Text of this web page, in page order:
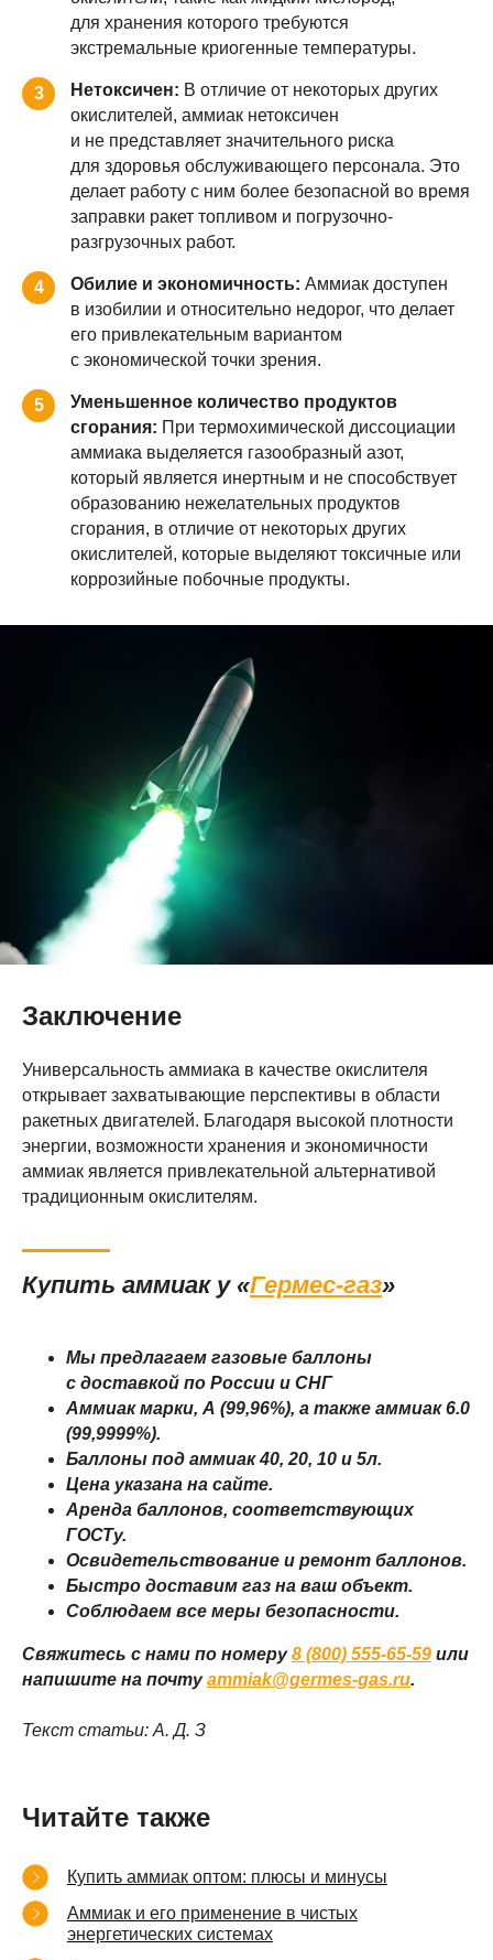
для хранения которого требуются
экстремальные криогенные температуры.
3 Нетоксичен: В отличие от некоторых других
окислителей, аммиак нетоксичен
и не представляет значительного риска
для здоровья обслуживающего персонала. Это
делает работу с ним более безопасной во время
заправки ракет топливом и погрузочно-
разгрузочных работ.
4 Обилие и экономичность: Аммиак доступен
в изобилии и относительно недорог, что делает
его привлекательным вариантом
с экономической точки зрения.
5
Уменьшенное количество продуктов
сгорания: При термохимической диссоциации
аммиака выделяется газообразный азот,
который является инертным и не способствует
образованию нежелательных продуктов
сгорания, в отличие от некоторых других
окислителей, которые выделяют токсичные или
коррозийные побочные продукты.
Заключение
Универсальность аммиака в качестве окислителя
открывает захватывающие перспективы в области
ракетных двигателей. Благодаря высокой плотности
энергии, возможности хранения и экономичности
аммиак является привлекательной альтернативой
традиционным окислителям.
Купить аммиак у «Гермес-газ»
Мы предлагаем газовые баллоны
с доставкой по России и СНГ
Аммиак марки, А (99,96%), а также аммиак 6.0
(99,9999%).
Баллоны под аммиак 40, 20, 10 и 5л.
Цена указана на сайте.
Аренда баллонов, соответствующих
ГОСТу.
Освидетельствование и ремонт баллонов.
Быстро доставим газ на ваш объект.
Соблюдаем все меры безопасности.
Свяжитесь с нами по номеру8 (800) 555-65-59 или
напишите на почтуammiak@germes-gas.ru.
Текст статьи: А. Д. З
Читайте также
Купить аммиак оптом: плюсы и минусы
Аммиак и его применение в чистых
энергетических системах
ПРОДУКЦИЯ
Заправка аммиаком
Баллоны под аммиак
Аттестация баллонов
Лизинг баллонов
Блог
Контакты
Согласие на обработку персональных данных
Порядок проведения оплат и возвратов
Политика конфиденциальности
Договор оферты